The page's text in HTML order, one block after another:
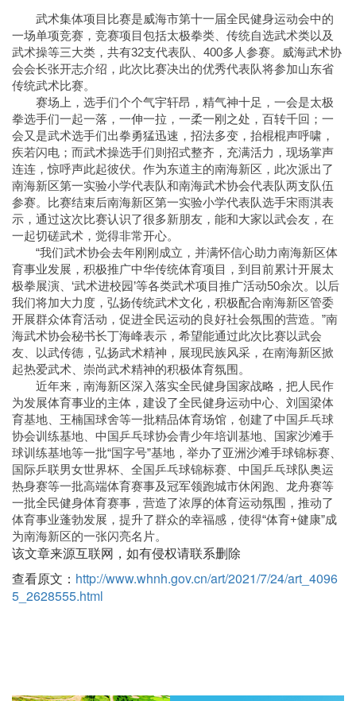
武术集体项目比赛是威海市第十一届全民健身运动会中的
一场单项竞赛，竞赛项目包括太极拳类、传统自选武术类以及
武术操等三大类，共有32支代表队、400多人参赛。威海武术协
会会长张开志介绍，此次比赛决出的优秀代表队将参加山东省
传统武术比赛。
赛场上，选手们个个气宇轩昂，精气神十足，一会是太极
拳选手们一起一落，一伸一拉，一柔一刚之处，百转千回；一
会又是武术选手们出拳勇猛迅速，招法多变，抬棍棍声呼啸，
疾若闪电；而武术操选手们则招式整齐，充满活力，现场掌声
连连，惊呼声此起彼伏。作为东道主的南海新区，此次派出了
南海新区第一实验小学代表队和南海武术协会代表队两支队伍
参赛。比赛结束后南海新区第一实验小学代表队选手宋雨淇表
示，通过这次比赛认识了很多新朋友，能和大家以武会友，在
一起切磋武术，觉得非常开心。
“我们武术协会去年刚刚成立，并满怀信心助力南海新区体
育事业发展，积极推广中华传统体育项目，到目前累计开展太
极拳展演、‘武术进校园’等各类武术项目推广活动50余次。以后
我们将加大力度，弘扬传统武术文化，积极配合南海新区管委
开展群众体育活动，促进全民运动的良好社会氛围的营造。”南
海武术协会秘书长丁海峰表示，希望能通过此次比赛以武会
友、以武传德，弘扬武术精神，展现民族风采，在南海新区掀
起热爱武术、崇尚武术精神的积极体育氛围。
近年来，南海新区深入落实全民健身国家战略，把人民作
为发展体育事业的主体，建设了全民健身运动中心、刘国梁体
育基地、王楠国球舍等一批精品体育场馆，创建了中国乒乓球
协会训练基地、中国乒乓球协会青少年培训基地、国家沙滩手
球训练基地等一批“国字号”基地，举办了亚洲沙滩手球锦标赛、
国际乒联男女世界杯、全国乒乓球锦标赛、中国乒乓球队奥运
热身赛等一批高端体育赛事及冠军领跑城市休闲跑、龙舟赛等
一批全民健身体育赛事，营造了浓厚的体育运动氛围，推动了
体育事业蓬勃发展，提升了群众的幸福感，使得“体育+健康”成
为南海新区的一张闪亮名片。
该文章来源互联网，如有侵权请联系删除
查看原文： http://www.whnh.gov.cn/art/2021/7/24/art_4096
5_2628555.html